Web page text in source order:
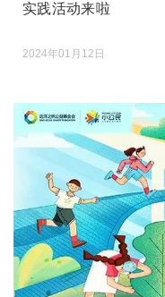
实践活动来啦
2024年01月12日